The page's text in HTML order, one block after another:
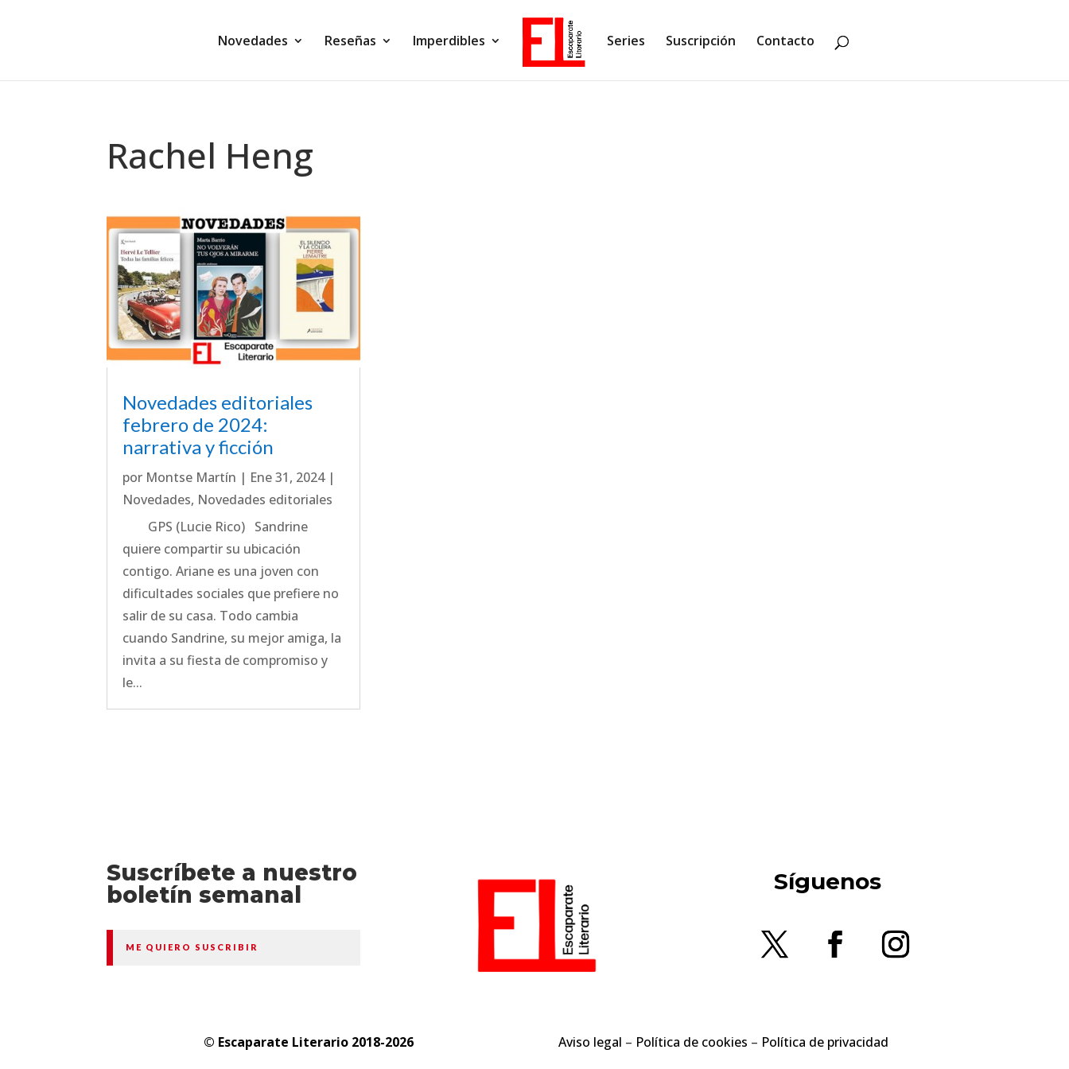
Novedades Reseñas Imperdibles Series Suscripción Contacto
Rachel Heng
Novedades editoriales
febrero de 2024:
narrativa y ficción
por Montse Martín | Ene 31, 2024|
Novedades, Novedades editoriales
GPS (Lucie Rico) Sandrine
quiere compartir su ubicación
contigo. Ariane es una joven con
dificultades sociales que prefiere no
salir de su casa. Todo cambia
cuando Sandrine, su mejor amiga, la
invita a su fiesta de compromiso y
le...
Suscríbete a nuestro
boletín semanal
ME QUIERO SUSCRIBIR
Síguenos
© Escaparate Literario 2018-2026 Aviso legal – Política de cookies – Política de privacidad